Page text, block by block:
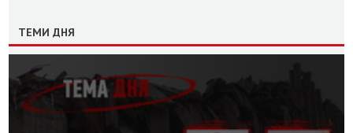
ТЕМИ ДНЯ